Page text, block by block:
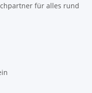
für alles rund